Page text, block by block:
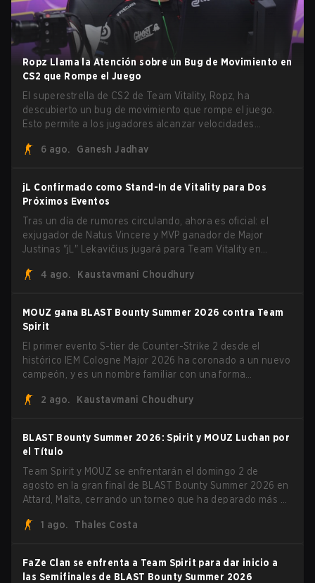
Ropz Llama la Atención sobre un Bug de Movimiento en
CS2 que Rompe el Juego
El superestrella de CS2 de Team Vitality, Ropz, ha
descubierto un bug de movimiento que rompe el juego.
Esto permite a los jugadores alcanzar velocidades
6 ago.
Ganesh Jadhav
jL Confirmado como Stand-In de Vitality para Dos
Próximos Eventos
Tras un día de rumores circulando, ahora es oficial: el
exjugador de Natus Vincere y MVP ganador de Major
Justinas "jL" Lekavičius jugará para Team Vitality en
lituano dio la noticia él mismo en stream, bromeando:
burlándose del head coach de Vitality Rémy "XTQZZZ"
Quoniam en el proceso.
4 ago. Kaustavmani Choudhury
MOUZ gana BLAST Bounty Summer 2026 contra Team
Spirit
El primer evento S-tier de Counter-Strike 2 desde el
histórico IEM Cologne Major 2026 ha coronado a un nuevo
campeón, y es un nombre familiar con una forma
roster y cambios de roles, arrolló a Team Spirit en una
2 ago. Kaustavmani Choudhury
BLAST Bounty Summer 2026: Spirit y MOUZ Luchan por
el Título
Team Spirit y MOUZ se enfrentarán el domingo 2 de
agosto en la gran final de BLAST Bounty Summer 2026 en
Attard, Malta, cerrando un torneo que ha deparado más de
1 ago.
Thales Costa
FaZe Clan se enfrenta a Team Spirit para dar inicio a
las Semifinales de BLAST Bounty Summer 2026